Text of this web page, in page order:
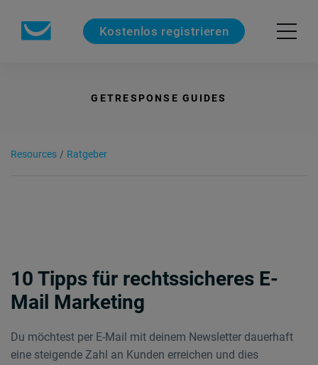
Kostenlos registrieren
GETRESPONSE GUIDES
Resources / Ratgeber
10 Tipps für rechtssicheres E-
Mail Marketing
Du möchtest per E-Mail mit deinem Newsletter dauerhaft
eine steigende Zahl an Kunden erreichen und dies